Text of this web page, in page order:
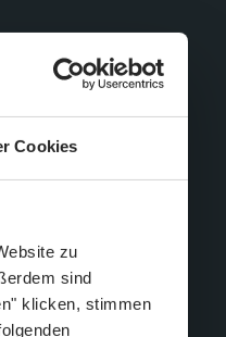
Cookies
zu
sind
klicken, stimmen
Schließen
August